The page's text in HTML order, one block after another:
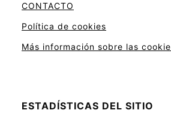
CONTACTO
Política de cookies
Más información sobre las
ESTADÍSTICAS DEL SITIO